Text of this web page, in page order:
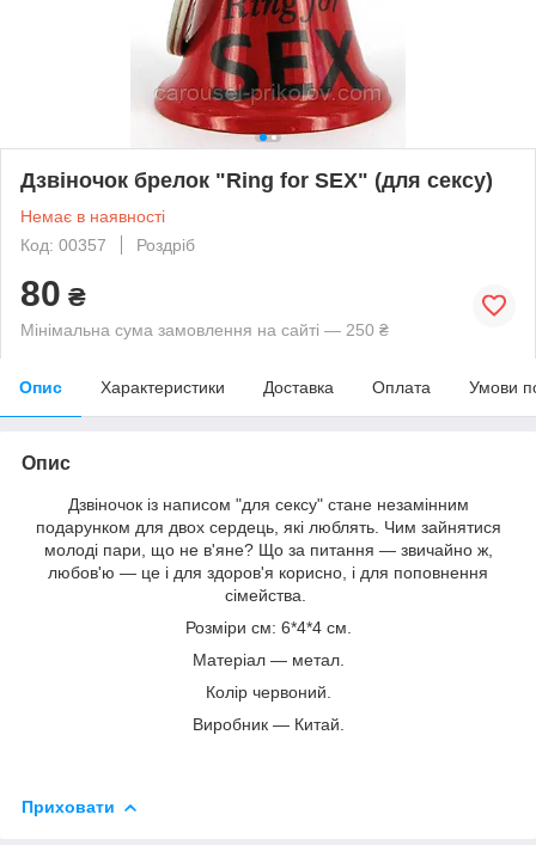
Дзвіночок брелок "Ring for SEX" (для сексу)
Немає в наявності
Код: 00357
Роздріб
80 ₴
Мінімальна сума замовлення на сайті — 250 ₴
Опис Характеристики Доставка Оплата Умови
Опис
Дзвіночок із написом "для сексу" стане незамінним
подарунком для двох сердець, які люблять. Чим зайнятися
молоді пари, що не в'яне? Що за питання — звичайно ж,
любов'ю — це і для здоров'я корисно, і для поповнення
сімейства.
Розміри см: 6*4*4 см.
Матеріал — метал.
Колір червоний.
Виробник — Китай.
Приховати